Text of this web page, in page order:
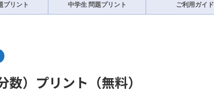
プリント 中学生 問題プリント ご利用ガイド
）プリント（無料）